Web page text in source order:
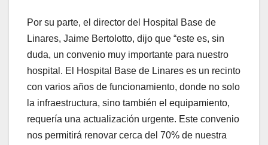
Por su parte, el director del Hospital Base de
Linares, Jaime Bertolotto, dijo que “este es, sin
duda, un convenio muy importante para nuestro
hospital. El Hospital Base de Linares es un recinto
con varios años de funcionamiento, donde no solo
la infraestructura, sino también el equipamiento,
requería una actualización urgente. Este convenio
nos permitirá renovar cerca del 70% de nuestra